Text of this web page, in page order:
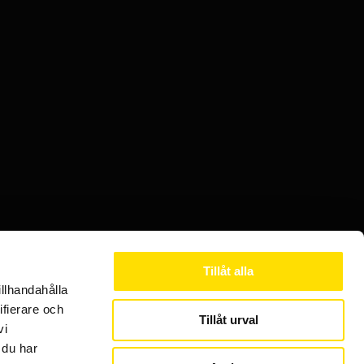
och
har
Tillåt alla
Tillåt urval
Följ oss gärna på sociala medier